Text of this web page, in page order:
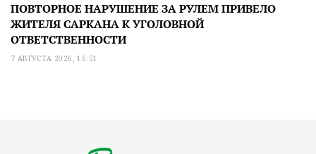
ПОВТОРНОЕ НАРУШЕНИЕ ЗА РУЛЕМ ПРИВЕЛО
ЖИТЕЛЯ САРКАНА К УГОЛОВНОЙ
ОТВЕТСТВЕННОСТИ
7 АВГУСТА 2026, 16:51